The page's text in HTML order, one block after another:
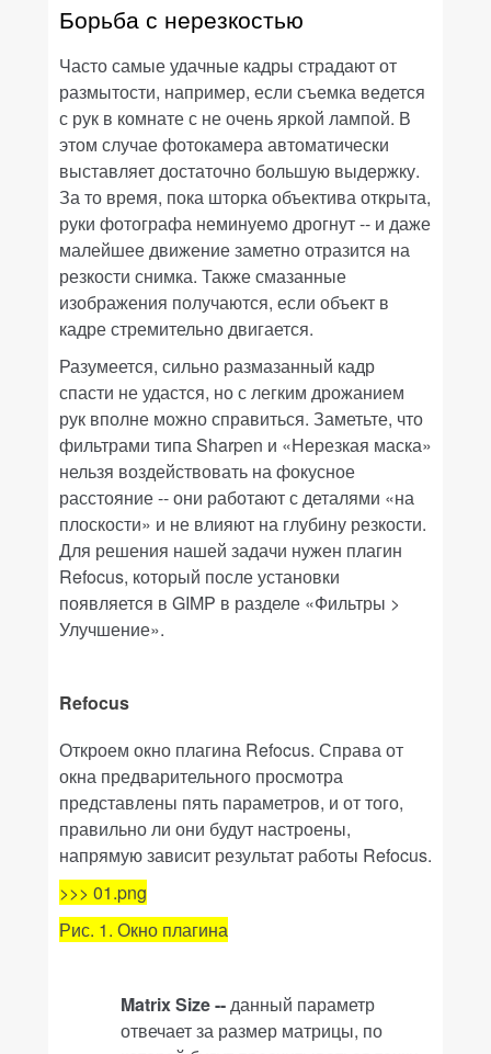
Борьба с нерезкостью
Часто самые удачные кадры страдают от
размытости, например, если съемка ведется
с рук в комнате с не очень яркой лампой. В
этом случае фотокамера автоматически
выставляет достаточно большую выдержку.
За то время, пока шторка объектива открыта,
руки фотографа неминуемо дрогнут -- и даже
малейшее движение заметно отразится на
резкости снимка. Также смазанные
изображения получаются, если объект в
кадре стремительно двигается.
Разумеется, сильно размазанный кадр
спасти не удастся, но с легким дрожанием
рук вполне можно справиться. Заметьте, что
фильтрами типаSharpen и «Нерезкая маска»
нельзя воздействовать на фокусное
расстояние -- они работают с деталями «на
плоскости» и не влияют на глубину резкости.
Для решения нашей задачи нужен плагин
Refocus, который после установки
появляется в GIMP в разделе «Фильтры >
Улучшение».
Refocus
Откроем окно плагина Refocus. Справа от
окна предварительного просмотра
представлены пять параметров, и от того,
правильно ли они будут настроены,
напрямую зависит результат работы Refocus.
>>> 01.png
Рис. 1. Окно плагина
Matrix Size --данный параметр
отвечает за размер матрицы, по